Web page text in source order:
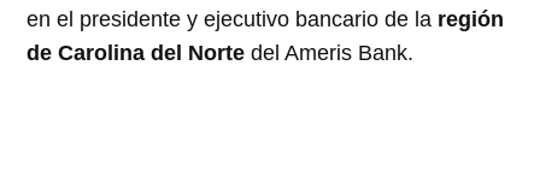
en el presidente y ejecutivo bancario de la región
de Carolina del Norte del Ameris Bank.